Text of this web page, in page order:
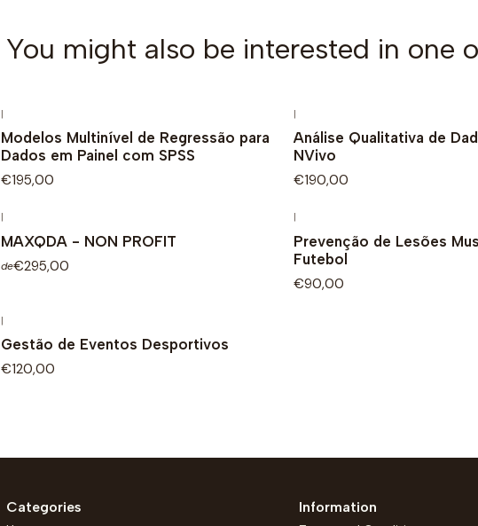
You might also be interested in one
|
Modelos Multinível de Regressão para
Dados em Painel com SPSS
€195,00
|
Análise Qualitativa de
NVivo
€190,00
|
MAXQDA - NON PROFIT
de€295,00
|
Prevenção de Lesões
Futebol
€90,00
|
Gestão de Eventos Desportivos
€120,00
Categories Information